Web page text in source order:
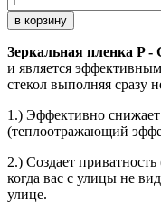
в корзину
Зеркальная пленка P -
и является
стекол выполняя сразу
1.) Эффективно
(теплоотражающий
2.) Создает
когда вас с улицы не
улице.